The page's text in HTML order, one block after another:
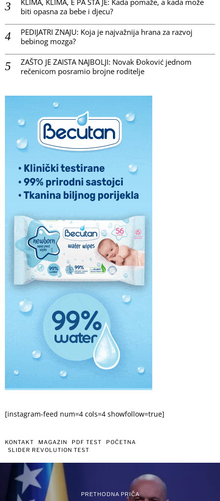
biti opasna za bebe i djecu?
PEDIJATRI ZNAJU: Koja je najvažnija hrana za razvoj
bebinog mozga?
ZAŠTO JE ZAISTA NAJBOLJI: Novak Đoković jednom
rečenicom posramio brojne roditelje
[instagram-feed num=4 cols=4 showfollow=true]
KONTAKT MAGAZIN PDF TEST
POČETNA
SLIDER REVOLUTION TEST
PRETHODNA PRIČA